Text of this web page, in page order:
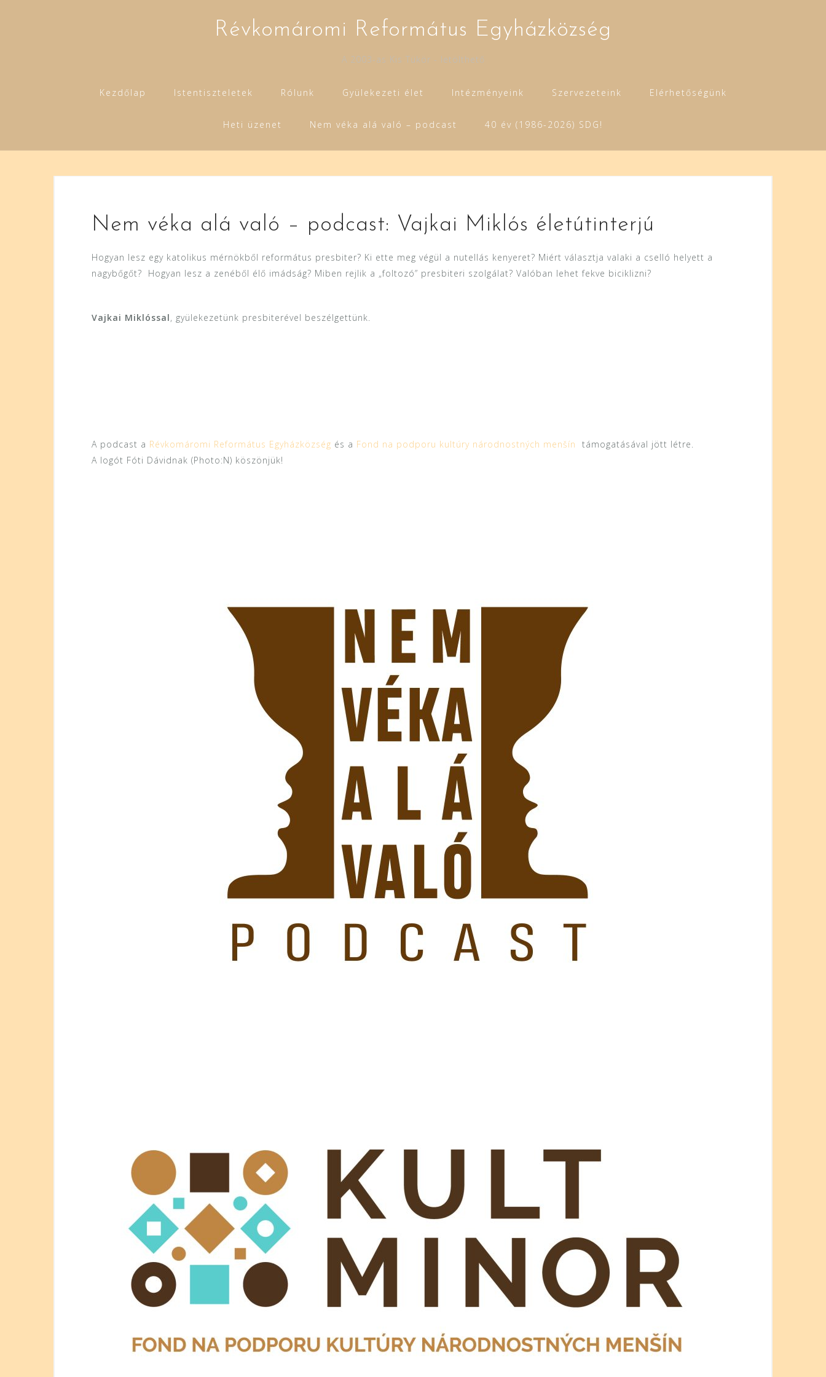
Révkomáromi Református Egyházközség
A 2003-as Kis Tükör - letölthető
Kezdőlap Istentiszteletek Rólunk Gyülekezeti élet Intézményeink Szervezeteink Elérhetőségünk
Heti üzenet Nem véka alá való – podcast 40 év (1986-2026) SDG!
Nem véka alá való – podcast: Vajkai Miklós életútinterjú
Hogyan lesz egy katolikus mérnökből református presbiter? Ki ette meg végül a nutellás kenyeret? Miért választja valaki a cselló helyett a
nagybőgőt? Hogyan lesz a zenéből élő imádság? Miben rejlik a „foltozó” presbiteri szolgálat? Valóban lehet fekve biciklizni?
Vajkai Miklóssal, gyülekezetünk presbiterével beszélgettünk.
A podcast a Révkomáromi Református Egyházközség és a Fond na podporu kultúry národnostných menšín
támogatásával jött létre.
A logót Fóti Dávidnak (Photo:N) köszönjük!